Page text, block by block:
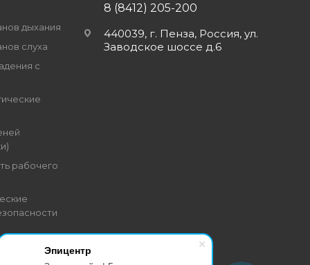
Эпицентр
дыхания
слуха
с
рабочего
8 (8412) 205-200
440039, г. Пенза, Россия, ул.
Заводское шоссе д.6